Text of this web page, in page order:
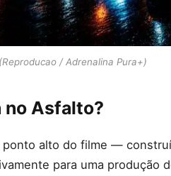
(Reproducao / Adrenalina Pura+)
no Asfalto?
alto do filme —
para uma produção